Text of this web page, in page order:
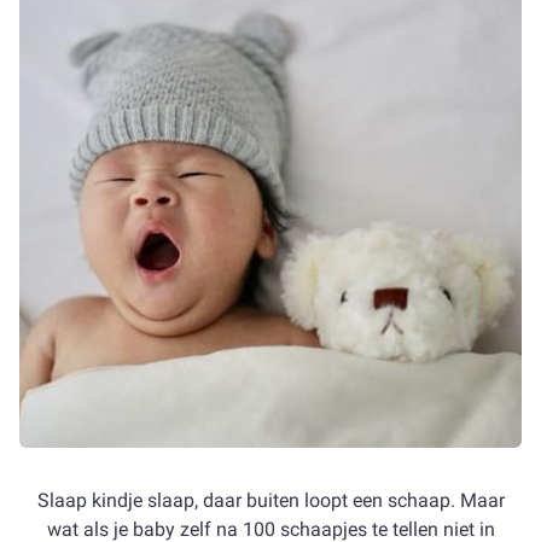
Slaap kindje slaap, daar buiten loopt een schaap. Maar
wat als je baby zelf na 100 schaapjes te tellen niet in